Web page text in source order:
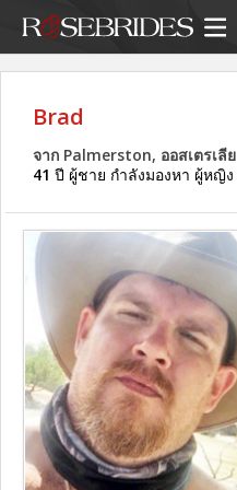
Brad
จาก Palmerston, ออสเตรเลีย
41 ปี ผู้ชาย กำลังมองหา ผู้หญิง